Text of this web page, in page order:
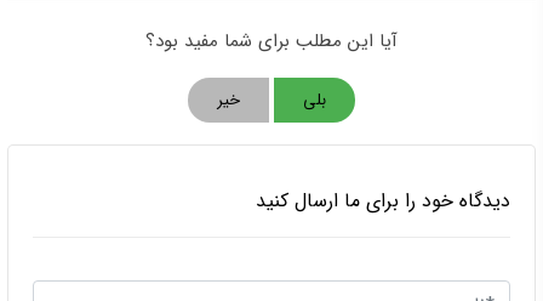
آیا این مطلب برای شما مفید بود؟
بلی خیر
دیدگاه خود را برای ما ارسال کنید